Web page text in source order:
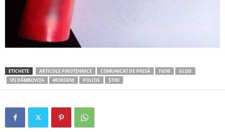
ETICHETE ARTICOLE PIROTEHNICE COMUNICAT DE PRESĂ FIENI
GLOD
IPJ DÂMBOVIȚA
MOROENI POLIȚIE ȘTIRI